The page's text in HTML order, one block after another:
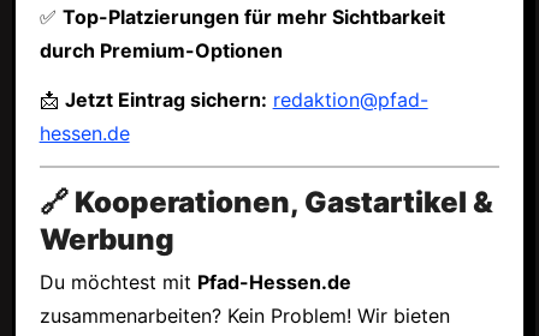
✅ Top-Platzierungen für mehr Sichtbarkeit
durch Premium-Optionen
📩 Jetzt Eintrag sichern: redaktion@pfad-
hessen.de
🔗 Kooperationen, Gastartikel &
Werbung
Du möchtest mit Pfad-Hessen.de
zusammenarbeiten? Kein Problem! Wir bieten